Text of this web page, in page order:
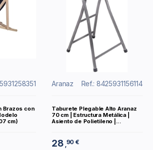
Brazos con
cm)
Aranaz Ref.: 8425931156114
Taburete Plegable Alto Aranaz
70 cm | Estructura Metálica |
Asiento de Polietileno |...
28 ,90 €